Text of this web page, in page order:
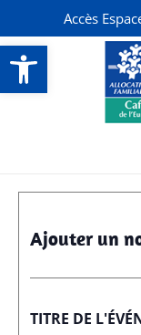
Ouvrir la barre d’outils
Accès
Ajouter un
TITRE DE